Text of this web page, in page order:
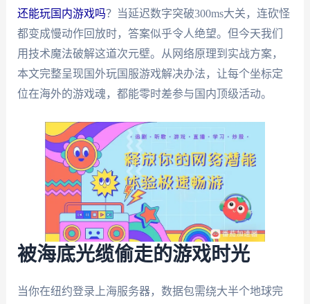
还能玩国内游戏吗？当延迟数字突破300ms大关，连砍怪
都变成慢动作回放时，答案似乎令人绝望。但今天我们
用技术魔法破解这道次元壁。从网络原理到实战方案，
本文完整呈现国外玩国服游戏解决办法，让每个坐标定
位在海外的游戏魂，都能零时差参与国内顶级活动。
被海底光缆偷走的游戏时光
当你在纽约登录上海服务器，数据包需绕大半个地球完